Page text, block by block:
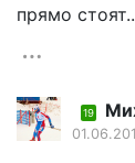
прямо
19